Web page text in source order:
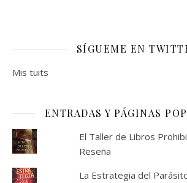
SÍGUEME EN
Mis tuits
ENTRADAS Y PÁGINAS
El Taller de Libros
Reseña
La Estrategia del